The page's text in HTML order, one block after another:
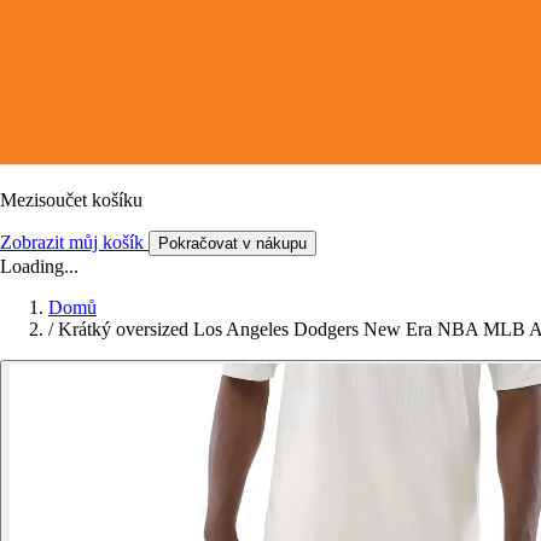
Mezisoučet košíku
Zobrazit můj košík Pokračovat v nákupu
Loading...
Domů
/ Krátký oversized Los Angeles Dodgers New Era NBA MLB